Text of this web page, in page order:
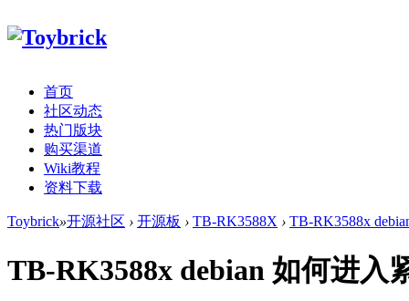
首页
社区动态
热门版块
购买渠道
Wiki教程
资料下载
Toybrick»开源社区 › 开源板 › TB-RK3588X › TB-RK3588x
TB-RK3588x debian 如何进入